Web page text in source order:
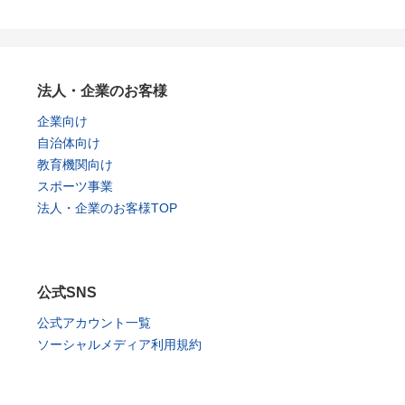
法人・企業のお客様
企業向け
自治体向け
教育機関向け
スポーツ事業
法人・企業のお客様TOP
公式SNS
公式アカウント一覧
ソーシャルメディア利用規約